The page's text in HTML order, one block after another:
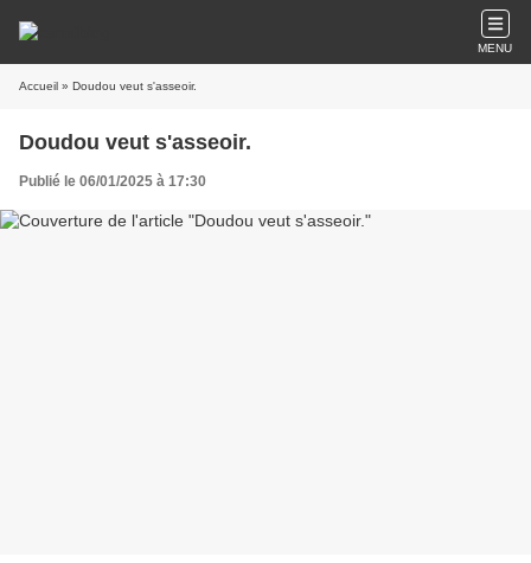
MENU
Accueil » Doudou veut s'asseoir.
Doudou veut s'asseoir.
Publié le 06/01/2025 à 17:30